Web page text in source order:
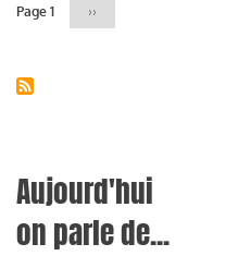
Page 1
Page
››
Aujourd'hui
on parle de...